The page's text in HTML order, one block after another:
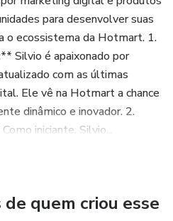
para desenvolver suas
o ecossistema da Hotmart. 1.
Silvio é apaixonado por
com as últimas
Ele vê na Hotmart a chance
dinâmico e inovador. 2.
iniciante, Silvio...
quem criou esse